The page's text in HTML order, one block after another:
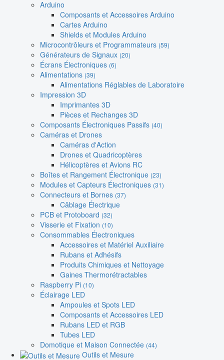
Arduino
Composants et Accessoires Arduino
Cartes Arduino
Shields et Modules Arduino
Microcontrôleurs et Programmateurs (59)
Générateurs de Signaux (20)
Écrans Électroniques (6)
Alimentations (39)
Alimentations Réglables de Laboratoire
Impression 3D
Imprimantes 3D
Pièces et Rechanges 3D
Composants Électroniques Passifs (40)
Caméras et Drones
Caméras d'Action
Drones et Quadricoptères
Hélicoptères et Avions RC
Boîtes et Rangement Électronique (23)
Modules et Capteurs Électroniques (31)
Connecteurs et Bornes (37)
Câblage Électrique
PCB et Protoboard (32)
Visserie et Fixation (10)
Consommables Électroniques
Accessoires et Matériel Auxiliaire
Rubans et Adhésifs
Produits Chimiques et Nettoyage
Gaines Thermorétractables
Raspberry Pi (10)
Éclairage LED
Ampoules et Spots LED
Composants et Accessoires LED
Rubans LED et RGB
Tubes LED
Domotique et Maison Connectée (44)
Outils et Mesure